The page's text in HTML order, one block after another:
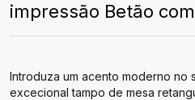
impressão Betão
Introduza um acento moderno no
excecional tampo de mesa